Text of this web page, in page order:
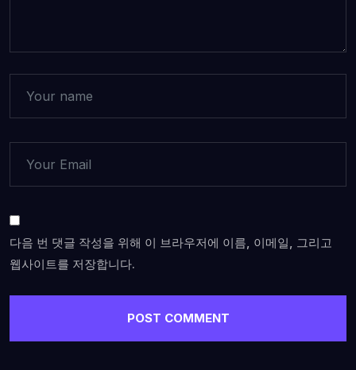
다음 번 댓글 작성을 위해 이 브라우저에 이름, 이메일, 그리고
웹사이트를 저장합니다.